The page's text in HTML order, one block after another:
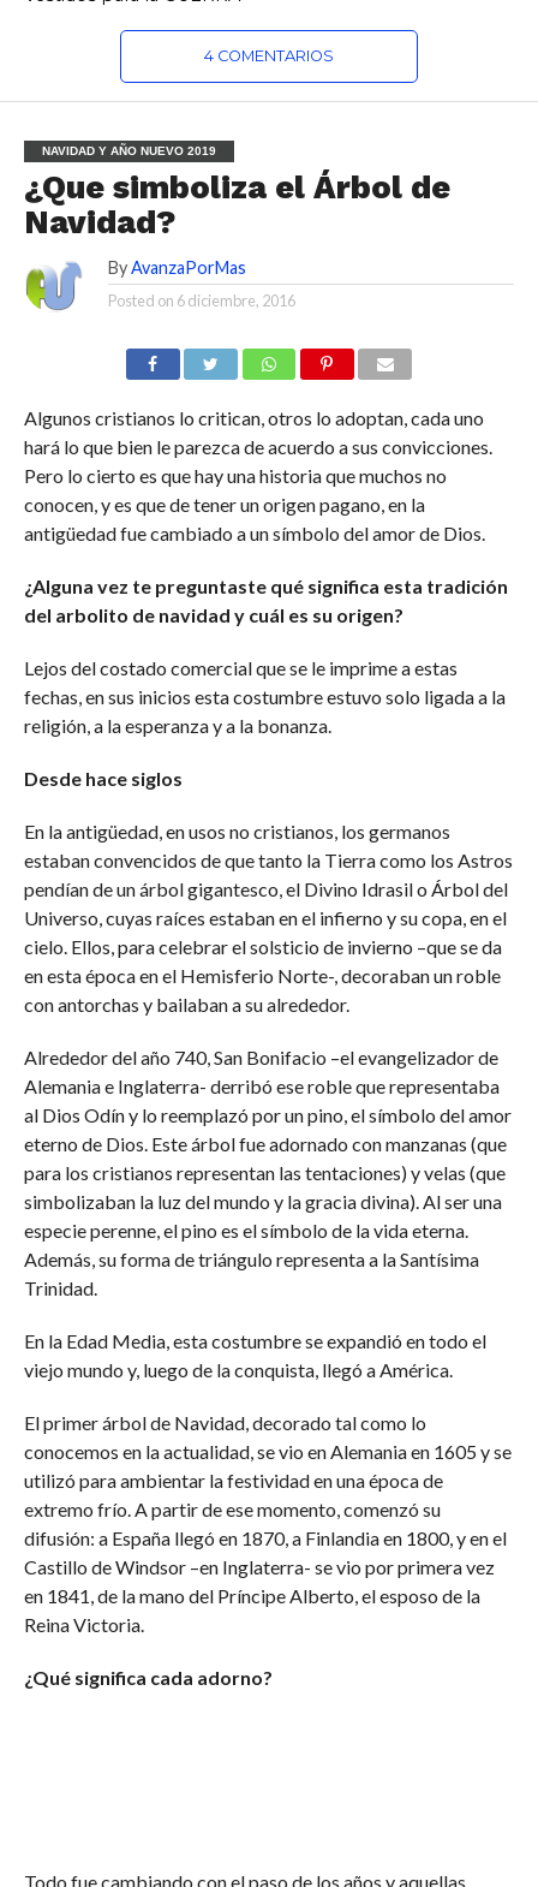
4 COMENTARIOS
NAVIDAD Y AÑO NUEVO 2019
¿Que simboliza el Árbol de
Navidad?
By AvanzaPorMas
Posted on 6 diciembre, 2016
Algunos cristianos lo critican, otros lo adoptan, cada uno
hará lo que bien le parezca de acuerdo a sus convicciones.
Pero lo cierto es que hay una historia que muchos no
conocen, y es que de tener un origen pagano, en la
antigüedad fue cambiado a un símbolo del amor de Dios.
¿Alguna vez te preguntaste qué significa esta tradición
del arbolito de navidad y cuál es su origen?
Lejos del costado comercial que se le imprime a estas
fechas, en sus inicios esta costumbre estuvo solo ligada a la
religión, a la esperanza y a la bonanza.
Desde hace siglos
En la antigüedad, en usos no cristianos, los germanos
estaban convencidos de que tanto la Tierra como los Astros
pendían de un árbol gigantesco, el Divino Idrasil o Árbol del
Universo, cuyas raíces estaban en el infierno y su copa, en el
cielo. Ellos, para celebrar el solsticio de invierno –que se da
en esta época en el Hemisferio Norte-, decoraban un roble
con antorchas y bailaban a su alrededor.
Alrededor del año 740, San Bonifacio –el evangelizador de
Alemania e Inglaterra- derribó ese roble que representaba
al Dios Odín y lo reemplazó por un pino, el símbolo del amor
eterno de Dios. Este árbol fue adornado con manzanas (que
para los cristianos representan las tentaciones) y velas (que
simbolizaban la luz del mundo y la gracia divina). Al ser una
especie perenne, el pino es el símbolo de la vida eterna.
Además, su forma de triángulo representa a la Santísima
Trinidad.
En la Edad Media, esta costumbre se expandió en todo el
viejo mundo y, luego de la conquista, llegó a América.
El primer árbol de Navidad, decorado tal como lo
conocemos en la actualidad, se vio en Alemania en 1605 y se
utilizó para ambientar la festividad en una época de
extremo frío. A partir de ese momento, comenzó su
difusión: a España llegó en 1870, a Finlandia en 1800, y en el
Castillo de Windsor –en Inglaterra- se vio por primera vez
en 1841, de la mano del Príncipe Alberto, el esposo de la
Reina Victoria.
¿Qué significa cada adorno?
Todo fue cambiando con el paso de los años y aquellas